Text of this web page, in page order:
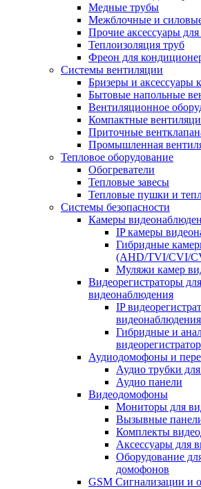
Медные трубы
Межблочные и
Прочие аксессуары
Теплоизоляция труб
Фреон для
Системы вентиляции
Бризеры и аксессуары
Бытовые напольные
Вентиляционное
Компактные
Приточные
Промышленная
Тепловое оборудование
Обогреватели
Тепловые завесы
Тепловые пушки и
Системы безопасности
Камеры
IP камеры
Гибридные
(AHD/TVI/CVI/
Муляжи камер
Видеорегистраторы
видеонаблюдения
IP
видеонаблюдения
Гибридные и
Аудиодомофоны и
Аудио трубки
Аудио панели
Видеодомофоны
Мониторы для
Вызывные
Комплекты
Аксессуары для
Оборудование
домофонов
GSM Сигнализации и